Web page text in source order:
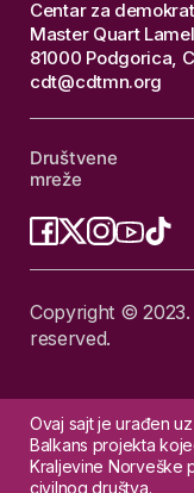
Centar za
Master Quart
81000 Podgorica,
cdt@cdtmn.org
Društvene
mreže
Copyright ©
reserved.
Ovaj sajt je urađen
Balkans projekta
Kraljevine Norveške
civilnog društva.